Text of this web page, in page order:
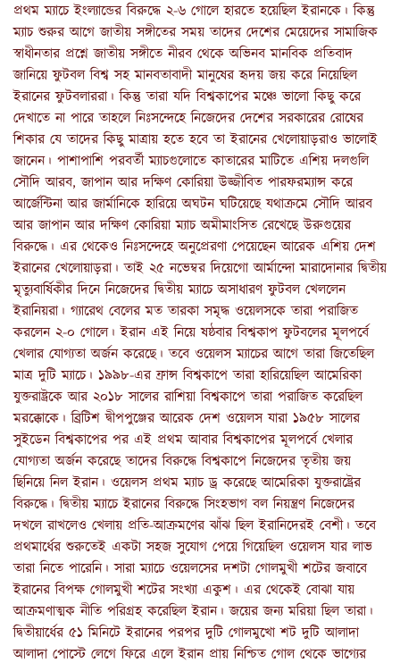
প্রথম ম্যাচে ইংল্যান্ডের বিরুদ্ধে ২-৬ গোলে হারতে হয়েছিল ইরানকে। কিন্তু
ম্যাচ শুরুর আগে জাতীয় সঙ্গীতের সময় তাদের দেশের মেয়েদের সামাজিক
স্বাধীনতার প্রশ্নে জাতীয় সঙ্গীতে নীরব থেকে অভিনব মানবিক প্রতিবাদ
জানিয়ে ফুটবল বিশ্ব সহ মানবতাবাদী মানুষের হৃদয় জয় করে নিয়েছিল
ইরানের ফুটবলাররা। কিন্তু তারা যদি বিশ্বকাপের মঞ্চে ভালো কিছু করে
দেখাতে না পারে তাহলে নিঃসন্দেহে নিজেদের দেশের সরকারের রোষের
শিকার যে তাদের কিছু মাত্রায় হতে হবে তা ইরানের খেলোয়াড়রাও ভালোই
জানেন। পাশাপাশি পরবর্তী ম্যাচগুলোতে কাতারের মাটিতে এশিয় দলগুলি
সৌদি আরব, জাপান আর দক্ষিণ কোরিয়া উজ্জীবিত পারফরম্যান্স করে
আর্জেন্টিনা আর জার্মানিকে হারিয়ে অঘটন ঘটিয়েছে যথাক্রমে সৌদি আরব
আর জাপান আর দক্ষিণ কোরিয়া ম্যাচ অমীমাংসিত রেখেছে উরুগুয়ের
বিরুদ্ধে। এর থেকেও নিঃসন্দেহে অনুপ্রেরণা পেয়েছেন আরেক এশিয় দেশ
ইরানের খেলোয়াড়রা। তাই ২৫ নভেম্বর দিয়েগো আর্মান্দো মারাদোনার দ্বিতীয়
মৃত্যুবার্ষিকীর দিনে নিজেদের দ্বিতীয় ম্যাচে অসাধারণ ফুটবল খেললেন
ইরানিয়রা। গ্যারেথ বেলের মত তারকা সমৃদ্ধ ওয়েলসকে তারা পরাজিত
করলেন ২-০ গোলে। ইরান এই নিয়ে ষষ্ঠবার বিশ্বকাপ ফুটবলের মূলপর্বে
খেলার যোগ্যতা অর্জন করেছে। তবে ওয়েলস ম্যাচের আগে তারা জিতেছিল
মাত্র দুটি ম্যাচে। ১৯৯৮-এর ফ্রান্স বিশ্বকাপে তারা হারিয়েছিল আমেরিকা
যুক্তরাষ্ট্রকে আর ২০১৮ সালের রাশিয়া বিশ্বকাপে তারা পরাজিত করেছিল
মরক্কোকে। ব্রিটিশ দ্বীপপুঞ্জের আরেক দেশ ওয়েলস যারা ১৯৫৮ সালের
সুইডেন বিশ্বকাপের পর এই প্রথম আবার বিশ্বকাপের মূলপর্বে খেলার
যোগ্যতা অর্জন করেছে তাদের বিরুদ্ধে বিশ্বকাপে নিজেদের তৃতীয় জয়
ছিনিয়ে নিল ইরান। ওয়েলস প্রথম ম্যাচ ড্র করেছে আমেরিকা যুক্তরাষ্ট্রের
বিরুদ্ধে। দ্বিতীয় ম্যাচে ইরানের বিরুদ্ধে সিংহভাগ বল নিয়ন্ত্রণ নিজেদের
দখলে রাখলেও খেলায় প্রতি-আক্রমণের ঝাঁঝ ছিল ইরানিদেরই বেশী। তবে
প্রথমার্ধের শুরুতেই একটা সহজ সুযোগ পেয়ে গিয়েছিল ওয়েলস যার লাভ
তারা নিতে পারেনি। সারা ম্যাচে ওয়েলসের দশটা গোলমুখী শটের জবাবে
ইরানের বিপক্ষ গোলমুখী শটের সংখ্যা একুশ। এর থেকেই বোঝা যায়
আক্রমণাত্মক নীতি পরিগ্রহ করেছিল ইরান। জয়ের জন্য মরিয়া ছিল তারা।
দ্বিতীয়ার্ধের ৫১ মিনিটে ইরানের পরপর দুটি গোলমুখো শট দুটি আলাদা
আলাদা পোস্টে লেগে ফিরে এলে ইরান প্রায় নিশ্চিত গোল থেকে ভাগ্যের